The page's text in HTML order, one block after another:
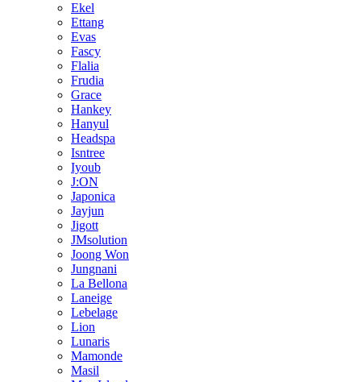
Ekel
Ettang
Evas
Fascy
Flalia
Frudia
Grace
Hankey
Hanyul
Headspa
Isntree
Iyoub
J:ON
Japonica
Jayjun
Jigott
JMsolution
Joong Won
Jungnani
La Bellona
Laneige
Lebelage
Lion
Lunaris
Mamonde
Masil